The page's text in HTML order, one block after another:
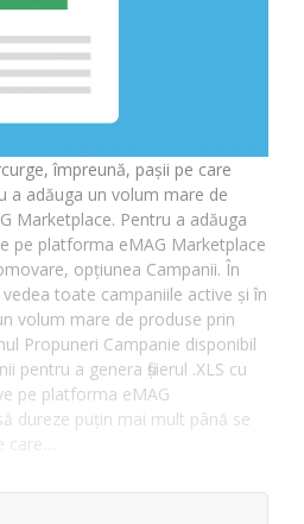
împreună, pașii pe care
a adăuga un volum mare de
Marketplace. Pentru a adăuga
pe platforma eMAG Marketplace
opțiunea Campanii. În
toate campaniile active și în
volum mare de produse prin
Propuneri Campanie disponibil
pentru a genera fișierul .XLS cu
pe platforma eMAG
dureze puțin mai mult până se